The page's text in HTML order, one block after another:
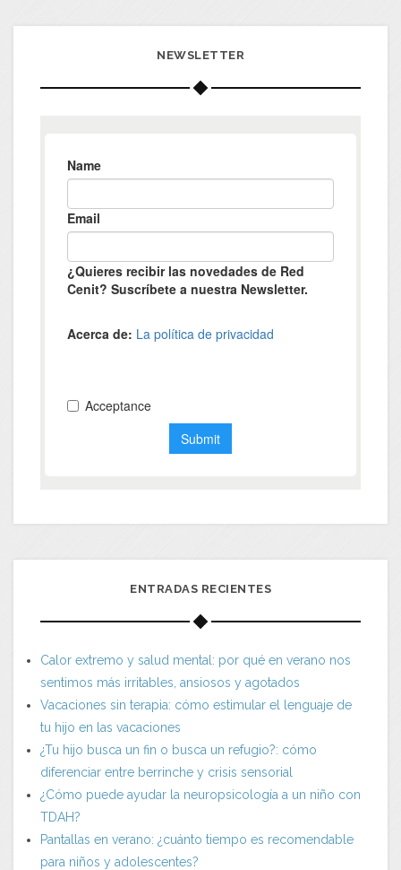
NEWSLETTER
ENTRADAS RECIENTES
Calor extremo y salud mental: por qué en verano nos
sentimos más irritables, ansiosos y agotados
Vacaciones sin terapia: cómo estimular el lenguaje de
tu hijo en las vacaciones
¿Tu hijo busca un fin o busca un refugio?: cómo
diferenciar entre berrinche y crisis sensorial
¿Cómo puede ayudar la neuropsicología a un niño con
TDAH?
Pantallas en verano: ¿cuánto tiempo es recomendable
para niños y adolescentes?